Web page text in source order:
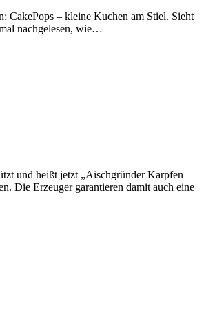
CakePops – kleine Kuchen am Stiel. Sieht
nachgelesen, wie…
und heißt jetzt „Aischgründer Karpfen
Die Erzeuger garantieren damit auch eine